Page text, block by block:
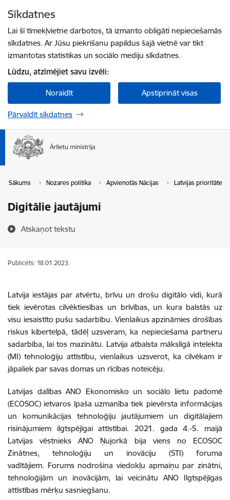
Sīkdatnes
Lai šī tīmekļvietne darbotos, tā izmanto obligāti nepieciešamās
sīkdatnes. Ar Jūsu piekrišanu papildus šajā vietnē var tikt
izmantotas statistikas un sociālo mediju sīkdatnes.
Lūdzu, atzīmējiet savu izvēli:
Noraidīt Apstiprināt visas
Pārvaldīt sīkdatnes
Sākums Nozares politika Apvienotās Nācijas Latvijas prioritātes
Digitālie jautājumi
Atskaņot tekstu
Publicēts: 18.01.2023.
Latvija iestājas par atvērtu, brīvu un drošu digitālo vidi, kurā
tiek ievērotas cilvēktiesības un brīvības, un kura balstās uz
visu iesaistīto pušu sadarbību. Vienlaikus apzināmies drošības
riskus kibertelpā, tādēļ uzsveram, ka nepieciešama partneru
sadarbība, lai tos mazinātu. Latvija atbalsta mākslīgā intelekta
(MI) tehnoloģiju attīstību, vienlaikus uzsverot, ka cilvēkam ir
jāpaliek par savas domas un rīcības noteicēju.
Latvijas dalības ANO Ekonomisko un sociālo lietu padomē
(ECOSOC) ietvaros īpaša uzmanība tiek pievērsta informācijas
un komunikācijas tehnoloģiju jautājumiem un digitālajiem
risinājumiem ilgtspējīgai attīstībai. 2021. gada 4.-5. maijā
Latvijas vēstnieks ANO Ņujorkā bija viens no ECOSOC
Zinātnes, tehnoloģiju un inovāciju (STI) foruma
vadītājiem. Forums nodrošina viedokļu apmaiņu par zinātni,
tehnoloģijām un inovācijām, lai veicinātu ANO Ilgtspējīgas
attīstības mērķu sasniegšanu.